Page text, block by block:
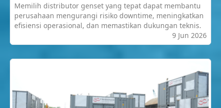
Memilih distributor genset yang tepat dapat membantu
perusahaan mengurangi risiko downtime, meningkatkan
efisiensi operasional, dan memastikan dukungan teknis.
9 Jun 2026